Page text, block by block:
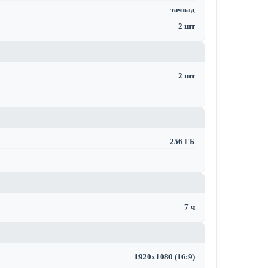
тачпад
2 шт
2 шт
256 ГБ
7 ч
1920x1080 (16:9)